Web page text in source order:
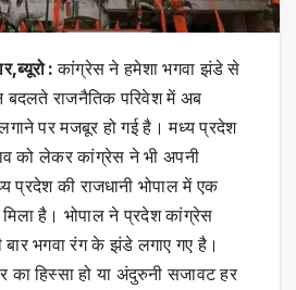
:कांग्रेस ने हमेशा भगवा झंडे से
बदलते राजनैतिक परिवेश में अब
पर मजबूर हो गई है। मध्य प्रदेश
को लेकर कांग्रेस ने भी अपनी
प्रदेश की राजधानी भोपाल में एक
है। भोपाल ने प्रदेश कांग्रेस
भगवा रंग के झंडे लगाए गए है।
हिस्सा हो या अंदुरुनी सजावट हर